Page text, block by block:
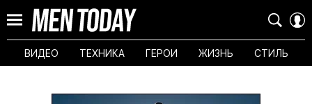
ВИДЕО ТЕХНИКА ГЕРОИ ЖИЗНЬ СТИЛЬ